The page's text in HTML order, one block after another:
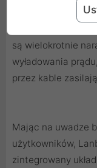
są wielokrotnie
wyładowania
przez kable
Mając na uwadze
użytkowników,
zintegrowany